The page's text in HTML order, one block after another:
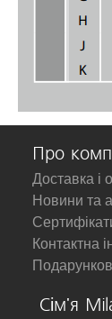
Про
Доставка і
Новини та
Контактна
Сім'я